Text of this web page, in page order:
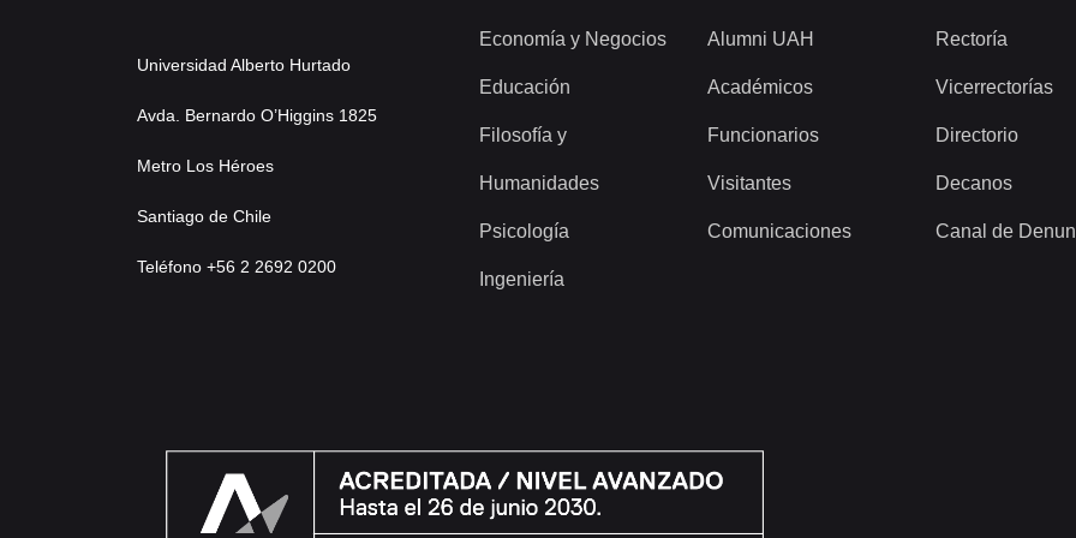
Universidad Alberto Hurtado
Avda. Bernardo O’Higgins 1825
Metro Los Héroes
Santiago de Chile
Teléfono +56 2 2692 0200
Economía y Negocios
Educación
Filosofía y
Humanidades
Psicología
Ingeniería
Alumni UAH
Académicos
Funcionarios
Visitantes
Comunicaciones
Rectoría
Vicerrectorías
Directorio
Decanos
Canal de